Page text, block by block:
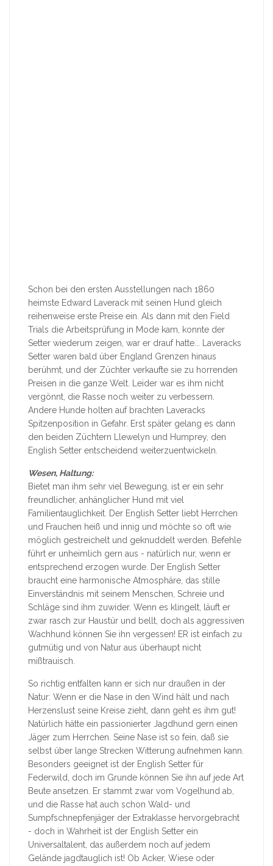
Schon bei den ersten Ausstellungen nach 1860
heimste Edward Laverack mit seinen Hund gleich
reihenweise erste Preise ein. Als dann mit den Field
Trials die Arbeitsprüfung in Mode kam, konnte der
Setter wiederum zeigen, war er drauf hatte... Laveracks
Setter waren bald über England Grenzen hinaus
berühmt, und der Züchter verkaufte sie zu horrenden
Preisen in die ganze Welt. Leider war es ihm nicht
vergönnt, die Rasse noch weiter zu verbessern.
Andere Hunde holten auf brachten Laveracks
Spitzenposition in Gefahr. Erst später gelang es dann
den beiden Züchtern Llewelyn und Humprey, den
English Setter entscheidend weiterzuentwickeln.
Wesen, Haltung:
Bietet man ihm sehr viel Bewegung, ist er ein sehr
freundlicher, anhänglicher Hund mit viel
Familientauglichkeit. Der English Setter liebt Herrchen
und Frauchen heiß und innig und möchte so oft wie
möglich gestreichelt und geknuddelt werden. Befehle
führt er unheimlich gern aus - natürlich nur, wenn er
entsprechend erzogen wurde. Der English Setter
braucht eine harmonische Atmosphäre, das stille
Einverständnis mit seinem Menschen, Schreie und
Schläge sind ihm zuwider. Wenn es klingelt, läuft er
zwar rasch zur Haustür und bellt, doch als aggressiven
Wachhund können Sie ihn vergessen! ER ist einfach zu
gutmütig und von Natur aus überhaupt nicht
mißtrauisch.
So richtig entfalten kann er sich nur draußen in der
Natur: Wenn er die Nase in den Wind hält und nach
Herzenslust seine Kreise zieht, dann geht es ihm gut!
Natürlich hätte ein passionierter Jagdhund gern einen
Jäger zum Herrchen. Seine Nase ist so fein, daß sie
selbst über lange Strecken Witterung aufnehmen kann.
Besonders geeignet ist der English Setter für
Federwild, doch im Grunde können Sie ihn auf jede Art
Beute ansetzen. Er stammt zwar vom Vogelhund ab,
und die Rasse hat auch schon Wald- und
Sumpfschnepfenjäger der Extraklasse hervorgebracht
- doch in Wahrheit ist der English Setter ein
Universaltalent, das außerdem noch auf jedem
Gelände jagdtauglich ist! Ob Acker, Wiese oder